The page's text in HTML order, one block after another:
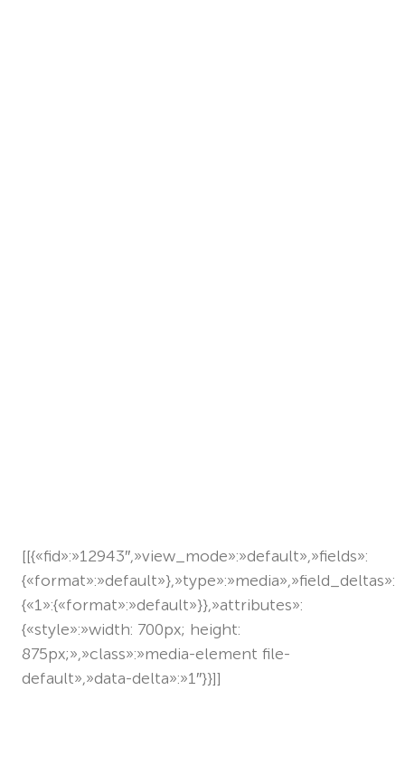
[[{«fid»:»12943″,»view_mode»:»default»,»fields»:
{«format»:»default»},»type»:»media»,»field_deltas»:
{«1»:{«format»:»default»}},»attributes»:
{«style»:»width: 700px; height:
875px;»,»class»:»media-element file-
default»,»data-delta»:»1″}}]]